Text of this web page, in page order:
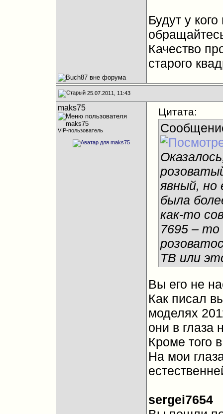
Будут у
Качество
старого
25.07.2011, 11:43
maks75
VIP-пользователь
Цитата:
явный, но
была
как-то
7695 –
ТВ или
Вы его не
Как писал
моделях
они в глаза
Кроме того
На мои
sergei7654